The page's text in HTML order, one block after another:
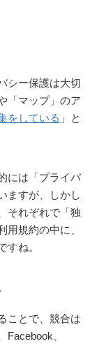
シー保護は大切
「マップ」のア
をしている 」と
には「プライバ
ますが、しかし
それぞれで「独
用規約の中に、
すね。
ことで、競合は
、